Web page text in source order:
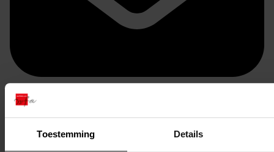
Toestemming Details
Doorsturen per email